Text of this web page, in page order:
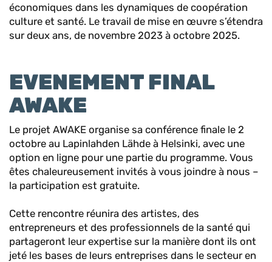
économiques dans les dynamiques de coopération
culture et santé. Le travail de mise en œuvre s’étendra
sur deux ans, de novembre 2023 à octobre 2025.
EVENEMENT FINAL
AWAKE
Le projet AWAKE organise sa conférence finale le 2
octobre au Lapinlahden Lähde à Helsinki, avec une
option en ligne pour une partie du programme. Vous
êtes chaleureusement invités à vous joindre à nous –
la participation est gratuite.
Cette rencontre réunira des artistes, des
entrepreneurs et des professionnels de la santé qui
partageront leur expertise sur la manière dont ils ont
jeté les bases de leurs entreprises dans le secteur en